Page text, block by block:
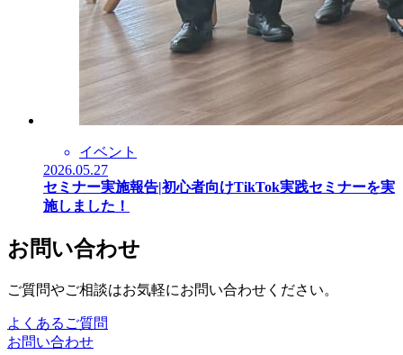
イベント
2026.05.27
セミナー実施報告|初心者向けTikTok実践セミナーを実
施しました！
お問い合わせ
ご質問やご相談はお気軽にお問い合わせください。
よくあるご質問
お問い合わせ